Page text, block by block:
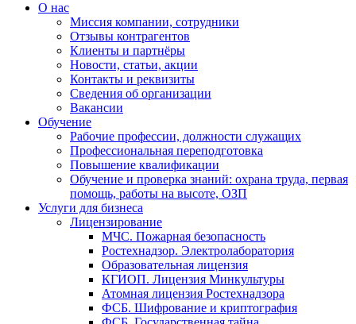
О нас
Миссия компании, сотрудники
Отзывы контрагентов
Клиенты и партнёры
Новости, статьи, акции
Контакты и реквизиты
Сведения об организации
Вакансии
Обучение
Рабочие профессии, должности служащих
Профессиональная переподготовка
Повышение квалификации
Обучение и проверка знаний: охрана труда, первая
помощь, работы на высоте, ОЗП
Услуги для бизнеса
Лицензирование
МЧС. Пожарная безопасность
Ростехнадзор. Электролаборатория
Образовательная лицензия
КГИОП. Лицензия Минкультуры
Атомная лицензия Ростехнадзора
ФСБ. Шифрование и криптография